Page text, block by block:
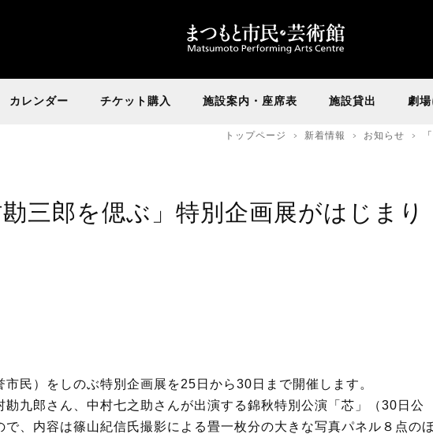
カレンダー チケット購入 施設案内・座席表 施設貸出 劇
トップページ 新着情報 お知らせ
勘三郎を偲ぶ」特別企画展がはじまり
民）をしのぶ特別企画展を25日から30日まで開催します。
勘九郎さん、中村七之助さんが出演する錦秋特別公演「芯」（30日公
、内容は篠山紀信氏撮影による畳一枚分の大きな写真パネル８点のほ